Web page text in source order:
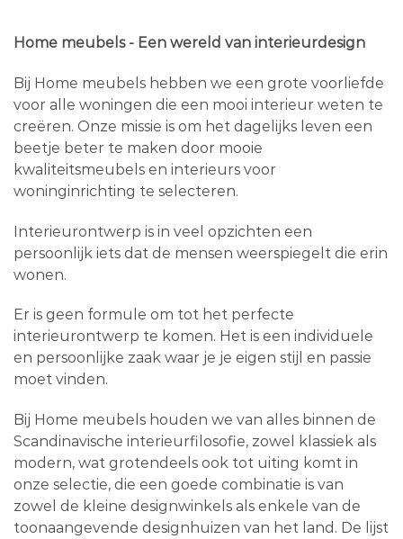
Home meubels - Een wereld van interieurdesign
Bij Home meubels hebben we een grote voorliefde
voor alle woningen die een mooi interieur weten te
creëren. Onze missie is om het dagelijks leven een
beetje beter te maken door mooie
kwaliteitsmeubels en interieurs voor
woninginrichting te selecteren.
Interieurontwerp is in veel opzichten een
persoonlijk iets dat de mensen weerspiegelt die erin
wonen.
Er is geen formule om tot het perfecte
interieurontwerp te komen. Het is een individuele
en persoonlijke zaak waar je je eigen stijl en passie
moet vinden.
Bij Home meubels houden we van alles binnen de
Scandinavische interieurfilosofie, zowel klassiek als
modern, wat grotendeels ook tot uiting komt in
onze selectie, die een goede combinatie is van
zowel de kleine designwinkels als enkele van de
toonaangevende designhuizen van het land. De lijst